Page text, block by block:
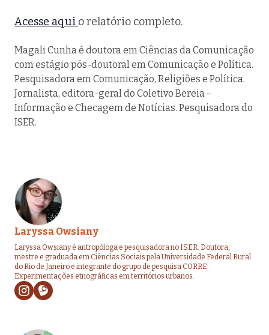
Acesse aqui o relatório completo.
Magali Cunha é doutora em Ciências da Comunicação
com estágio pós-doutoral em Comunicação e Política.
Pesquisadora em Comunicação, Religiões e Política.
Jornalista, editora-geral do Coletivo Bereia –
Informação e Checagem de Notícias. Pesquisadora do
ISER.
Laryssa Owsiany
Laryssa Owsiany é antropóloga e pesquisadora no ISER. Doutora,
mestre e graduada em Ciências Sociais pela Universidade Federal Rural
do Rio de Janeiro e integrante do grupo de pesquisa CORRE:
Experimentações etnográficas em territórios urbanos.